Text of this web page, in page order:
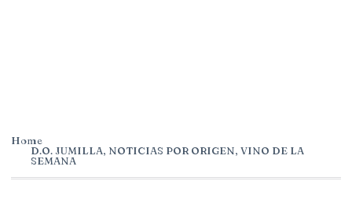
Home
D.O. JUMILLA, NOTICIAS POR ORIGEN, VINO DE LA
SEMANA